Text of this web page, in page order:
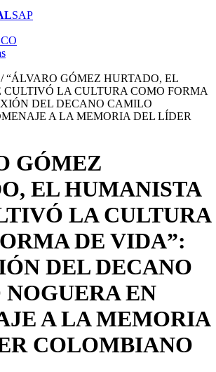
SAP
/“ÁLVARO GÓMEZ HURTADO, EL
LA CULTURA COMO FORMA
DEL DECANO CAMILO
A LA MEMORIA DEL LÍDER
GÓMEZ
EL HUMANISTA
LA CULTURA
DE VIDA”:
DEL DECANO
EN
A LA MEMORIA
COLOMBIANO